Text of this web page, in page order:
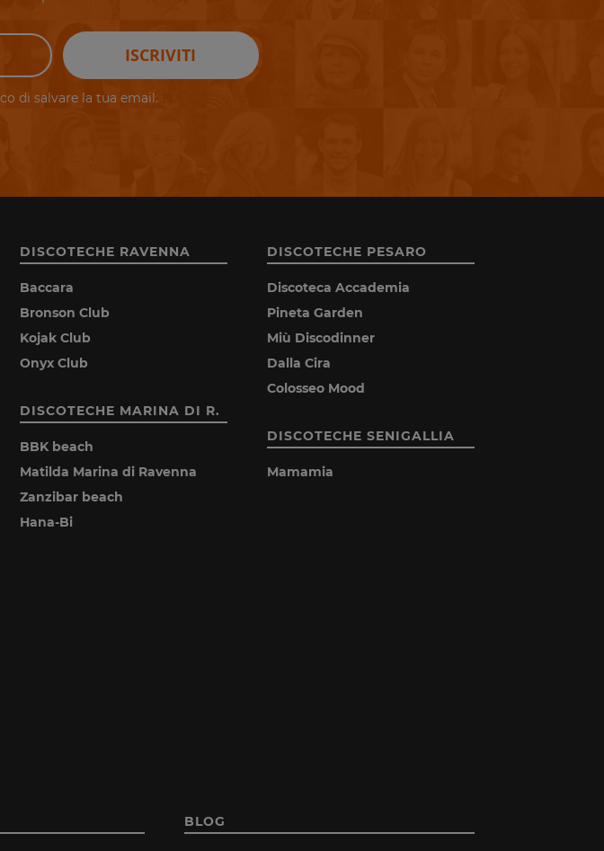
ISCRIVITI
di salvare la tua email.
DISCOTECHE RAVENNA
Baccara
Bronson Club
Kojak Club
Onyx Club
DISCOTECHE MARINA DI R.
BBK beach
Matilda Marina di Ravenna
Zanzibar beach
Hana-Bi
DISCOTECHE PESARO
Discoteca Accademia
Pineta Garden
Miù Discodinner
Dalla Cira
Colosseo Mood
DISCOTECHE SENIGALLIA
Mamamia
BLOG